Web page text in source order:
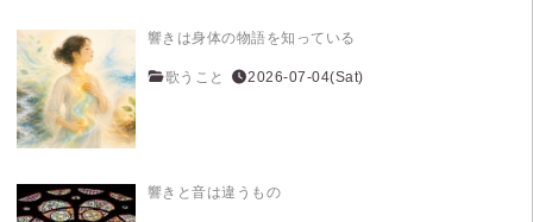
響きは身体の物語を知っている
歌うこと 2026-07-04(Sat)
響きと音は違うもの